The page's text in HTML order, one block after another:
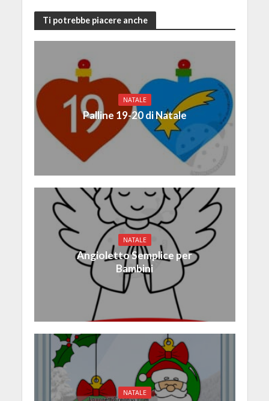
Ti potrebbe piacere anche
NATALE
Palline 19-20 di Natale
NATALE
Angioletto Semplice per
Bambini
NATALE